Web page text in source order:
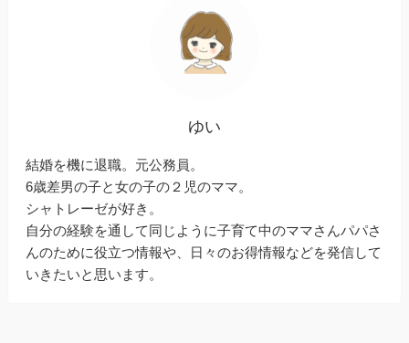
ゆい
結婚を機に退職。元公務員。
6歳差男の子と女の子の２児のママ。
シャトレーゼが好き。
自分の経験を通して同じように子育て中のママさんパパさ
んのために役立つ情報や、日々のお得情報などを発信して
いきたいと思います。